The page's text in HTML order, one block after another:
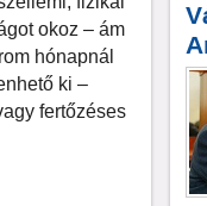
okoz – ám
hónapnál
ki –
fertőzéses